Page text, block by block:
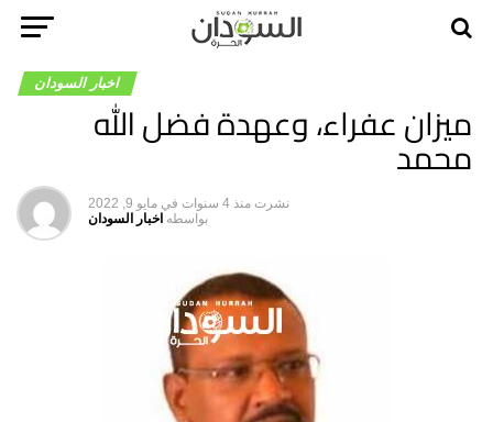
اخبار السودان
ميزان عفراء، وعهدة فضل الله
محمد
نشرت منذ 4 سنوات في مايو 9, 2022
بواسطه اخبار السودان